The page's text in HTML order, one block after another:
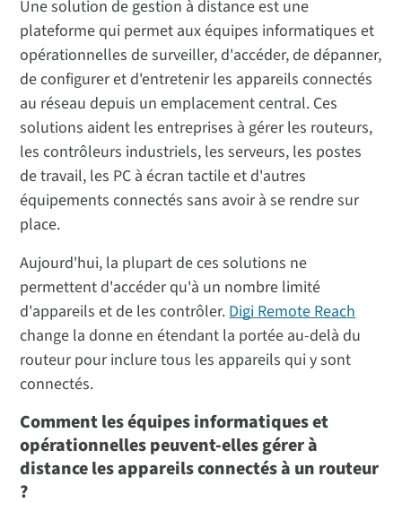
Une solution de gestion à distance est une
plateforme qui permet aux équipes informatiques et
opérationnelles de surveiller, d'accéder, de dépanner,
de configurer et d'entretenir les appareils connectés
au réseau depuis un emplacement central. Ces
solutions aident les entreprises à gérer les routeurs,
les contrôleurs industriels, les serveurs, les postes
de travail, les PC à écran tactile et d'autres
équipements connectés sans avoir à se rendre sur
place.
Aujourd'hui, la plupart de ces solutions ne
permettent d'accéder qu'à un nombre limité
d'appareils et de les contrôler.Digi Remote Reach
change la donne en étendant la portée au-delà du
routeur pour inclure tous les appareils qui y sont
connectés.
Comment les équipes informatiques et
opérationnelles peuvent-elles gérer à
distance les appareils connectés à un routeur
?